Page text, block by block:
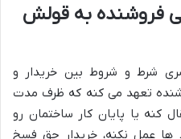
فروشنده به قولش
شرط و شروط بین خریدار و
تعهد می کنه که ظرف مدت
کنه یا پایان کار ساختمان رو
ها عمل نکنه، خریدار حق فسخ